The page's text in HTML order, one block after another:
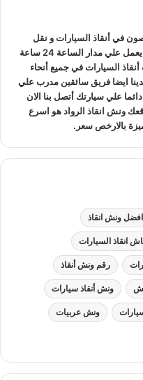
مع كافة مواقف سيارتك
سياراتاذا كان عطل او
أسرع ونش انقاذمما يجعل
:
أنقاذ السياراتو نقل
والمعدات ولدينا اسطول سيارات يعمل علي مدار الساعة 24 ساعة
أنقاذ السياراتفي جميع أنحاء
ايضا فريق سائقين مدرب علي
علي سيارتك أتصل بنا الان
ونش انقاذ الرواد هو اسرع
بالارخص سعر.
افضل ونش انقاذ
انقاذ السيارات
رقم ونش أنقاذ
ونش أنقاذ سيارات
ونش عربيات